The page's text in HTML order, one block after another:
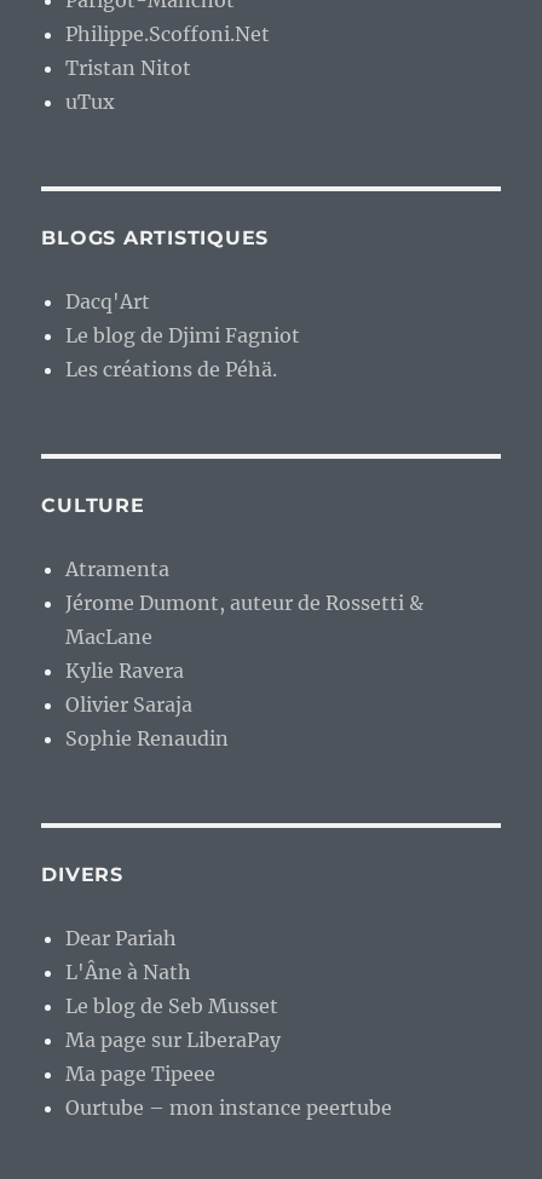
Philippe.Scoffoni.Net
Tristan Nitot
uTux
BLOGS ARTISTIQUES
Dacq'Art
Le blog de Djimi Fagniot
Les créations de Péhä.
CULTURE
Atramenta
Jérome Dumont, auteur de Rossetti &
MacLane
Kylie Ravera
Olivier Saraja
Sophie Renaudin
DIVERS
Dear Pariah
L'Âne à Nath
Le blog de Seb Musset
Ma page sur LiberaPay
Ma page Tipeee
Ourtube – mon instance peertube